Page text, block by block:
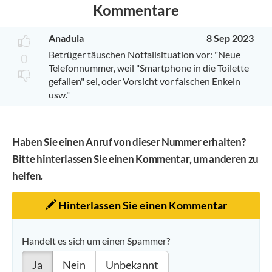
Kommentare
0
Anadula
8 Sep 2023
Betrüger täuschen Notfallsituation vor: "Neue
Telefonnummer, weil "Smartphone in die Toilette
gefallen" sei, oder Vorsicht vor falschen Enkeln
usw."
Haben Sie einen Anruf von dieser Nummer erhalten?
Bitte hinterlassen Sie einen Kommentar, um anderen zu
helfen.
Hinterlassen Sie einen Kommentar
Handelt es sich um einen Spammer?
Ja Nein Unbekannt